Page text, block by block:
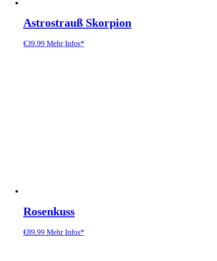
Astrostrauß Skorpion
€39.99 Mehr Infos*
Rosenkuss
€89.99 Mehr Infos*